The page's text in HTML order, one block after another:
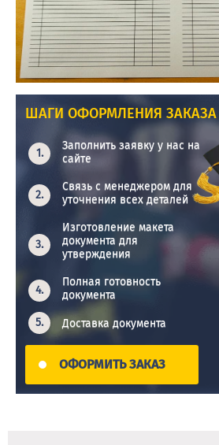
ШАГИ ОФОРМЛЕНИЯ ЗАКАЗА
Заполнить заявку у нас на
сайте
Связь с менеджером для
уточнения всех деталей
Изготовление макета
документа для
утверждения
Полная готовность
документа
Доставка документа
ОФОРМИТЬ ЗАКАЗ